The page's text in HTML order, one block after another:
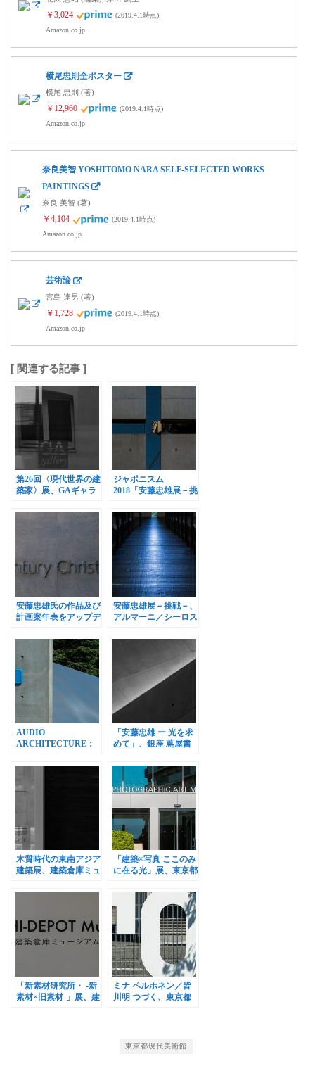
￥3,024
(2019.4.1時点)
Amazon.co.jp
横尾忠則全ポスター
横尾 忠則 (著)
￥12,960
(2019.4.1時点)
Amazon.co.jp
奈良美智 YOSHITOMO NARA SELF-SELECTED WORKS
PAINTINGS
奈良 美智 (著)
￥4,104
(2019.4.1時点)
Amazon.co.jp
芸術論
宮島 達男 (著)
￥1,728
(2019.4.1時点)
Amazon.co.jp
[ 関連する記事 ]
第26回〈現代世界の建
築家〉展、GAギャラ
ジャポニスム
2018「安藤忠雄展－挑
センターで開催
安藤忠雄氏の作品及び
計画案年表をアップデ
安藤忠雄展－挑戦－、
アルマーニ／シーロス
AUDIO
ARCHITECTURE：
展、21_21 DESIGN
「安藤忠雄 ー 光を求
めて」、銀座 蔦屋書
開催
木質時代の東南アジア
建築展、建築倉庫ミュ
「建築×写真 ここのみ
に在る光」展、東京都
「新素材研究所・ -新
素材×旧素材-」展、建
ミナ ペルホネン／皆
川明 つづく、東京都
東京都現代美術館